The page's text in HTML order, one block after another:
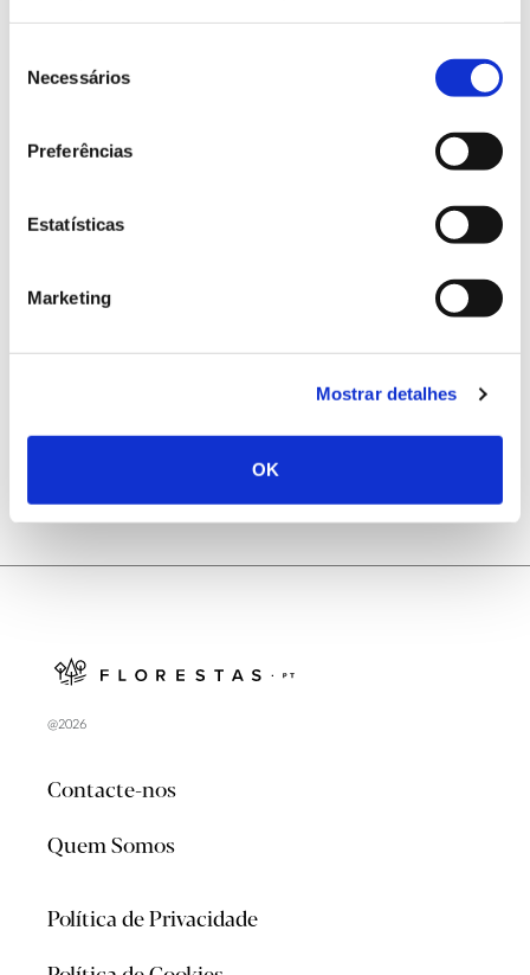
Necessários
Preferências
Estatísticas
Marketing
Mostrar detalhes
OK
Registar galhas de Trichi em acácia-das-espigas:
25.06.2026
Natureza e florestas procuram jovens voluntários
@2026
Contacte-nos
Quem Somos
Política de Privacidade